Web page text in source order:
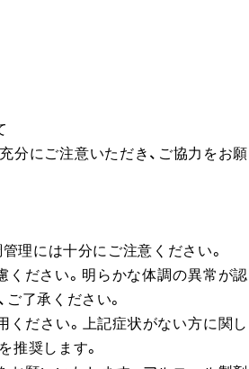
分にご注意いただき、ご協力をお願
管理には十分にご注意ください。
ください。明らかな体調の異常が認
了承ください。
ください。上記症状がない方に関し
推奨します。